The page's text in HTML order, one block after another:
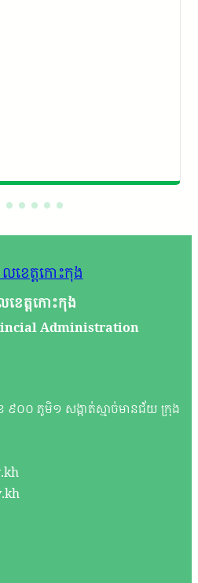
ខេត្តកោះកុង
Administration
៩០០ ភូមិ១ សង្កាត់ស្មាច់មានជ័យ ក្រុង